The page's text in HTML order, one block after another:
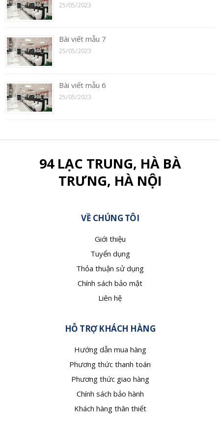
25/05/2023
Bài viết mẫu 7
25/05/2023
Bài viết mẫu 6
25/05/2023
94 LẠC TRUNG, HÀ BÀ
TRƯNG, HÀ NỘI
VỀ CHÚNG TÔI
Giới thiệu
Tuyển dụng
Thỏa thuận sử dụng
Chính sách bảo mật
Liên hệ
HỖ TRỢ KHÁCH HÀNG
Hướng dẫn mua hàng
Phương thức thanh toán
Phương thức giao hàng
Chính sách bảo hành
Khách hàng thân thiết